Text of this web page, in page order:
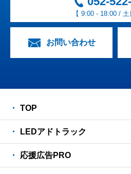
【 9:00 - 18:00 / 土
お問い合わせ
TOP
LEDアドトラック
応援広告PRO